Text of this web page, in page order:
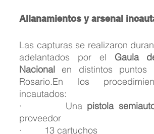
Allanamientos y arsenal
Las capturas se realizaron
adelantados por el Gaula
Nacional en distintos puntos
Rosario.En los
incautados:
·         Una pistola
proveedor
·         13 cartuchos